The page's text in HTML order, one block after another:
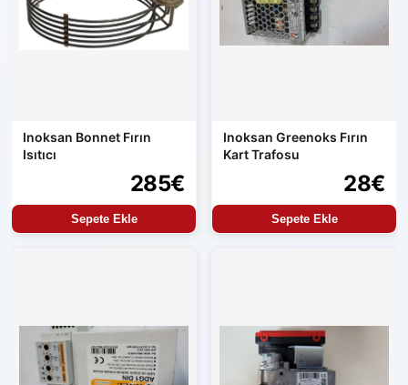
Inoksan Bonnet Fırın
Isıtıcı
285€
Sepete Ekle
Inoksan Greenoks Fırın
Kart Trafosu
28€
Sepete Ekle